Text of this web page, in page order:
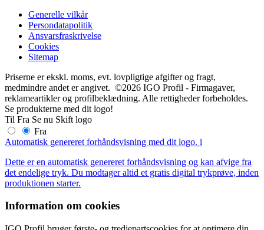
Generelle vilkår
Persondatapolitik
Ansvarsfraskrivelse
Cookies
Sitemap
Priserne er ekskl. moms, evt. lovpligtige afgifter og fragt,
medmindre andet er angivet. ©2026 IGO Profil - Firmagaver,
reklameartikler og profilbeklædning. Alle rettigheder forbeholdes.
Se produkterne med dit logo!
Til Fra Se nu Skift logo
Fra
Automatisk genereret forhåndsvisning med dit logo. i
Dette er en automatisk genereret forhåndsvisning og kan afvige fra
det endelige tryk. Du modtager altid et gratis digital trykprøve, inden
produktionen starter.
Information om cookies